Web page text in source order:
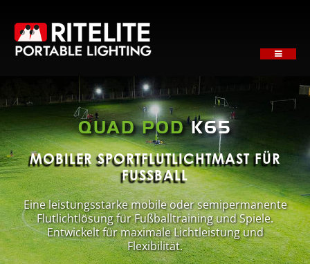
content
Toggle
ÜBER UNS
PRODUKTE
ANWENDUNGEN
SERVICE
NACHRICHTEN
ANGEBOT ANFORDERN
KONTAKT
QUAD PODK65
MOBILER SPORTFLUTLICHTMAST FÜR
FUSSBALL
Eine leistungsstarke mobile oder semipermanente
Flutlichtlösung für Fußballtraining und Spiele.
Entwickelt für maximale Lichtleistung und
Flexibilität.